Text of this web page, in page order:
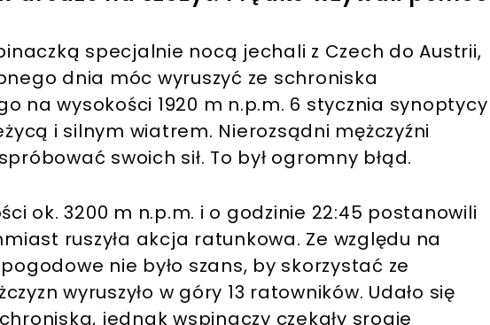
specjalnie nocą jechali z Czech do Austrii,
dnia móc wyruszyć ze schroniska
na wysokości 1920 m n.p.m. 6 stycznia synoptycy
i silnym wiatrem. Nierozsądni mężczyźni
swoich sił. To był ogromny błąd.
ok. 3200 m n.p.m. i o godzinie 22:45 postanowili
ruszyła akcja ratunkowa. Ze względu na
nie było szans, by skorzystać ze
wyruszyło w góry 13 ratowników. Udało się
jednak wspinaczy czekały srogie